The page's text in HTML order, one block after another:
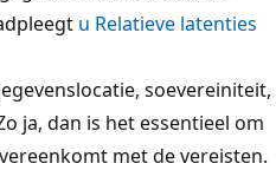
u Relatieve latenties
soevereiniteit,
ja, dan is het essentieel om
met de vereisten.